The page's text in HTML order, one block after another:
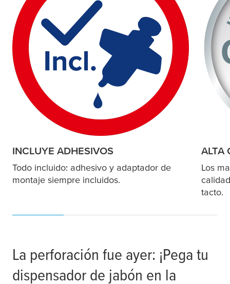
INCLUYE ADHESIVOS
Todo incluido: adhesivo y adaptador de
montaje siempre incluidos.
ALTA
Los
tacto.
La perforación fue ayer: ¡Pega tu
dispensador de jabón en la